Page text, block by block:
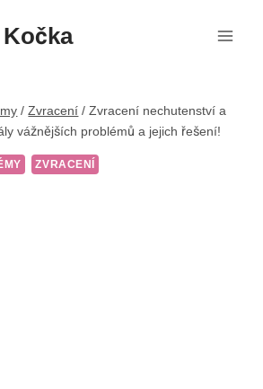
Kočka
/ Zvracení / Zvracení nechutenství a
vážnějších problémů a jejich řešení!
ZVRACENÍ